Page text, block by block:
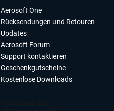
Aerosoft One
Rücksendungen und Retouren
Updates
Aerosoft Forum
Support kontaktieren
Geschenkgutscheine
Kostenlose Downloads